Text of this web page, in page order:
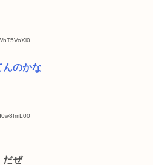
んのかな
だぜ